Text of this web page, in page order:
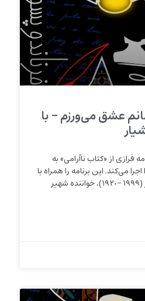
عشق می‌ورزم – با
فرازی از «کتاب ناآرامی» به
می‌کند. این برنامه را همراه با
فادوخوانی آمالیا رودرگریز (۱۹۹۹ –۱۹٢٠)، خواننده شهیر